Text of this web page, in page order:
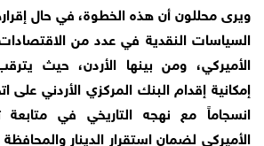
ويرى محللون أن هذه الخطوة، في حال
السياسات النقدية في عدد من الاقتصادات
الأميركي، ومن بينها الأردن، حيث
إمكانية إقدام البنك المركزي الأردني على
انسجاماً مع نهجه التاريخي في متابعة
الأميركي لضمان استقرار الدينار